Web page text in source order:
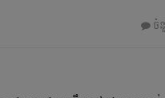
ចំ